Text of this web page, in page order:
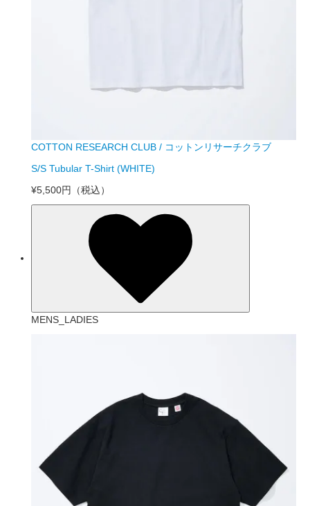
COTTON RESEARCH CLUB / コットンリサーチクラブ
S/S Tubular T-Shirt (WHITE)
¥5,500円
（税込）
MENS_LADIES